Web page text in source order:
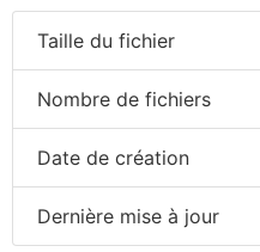
Taille du fichier
Nombre de fichiers
Date de création
Dernière mise à jour